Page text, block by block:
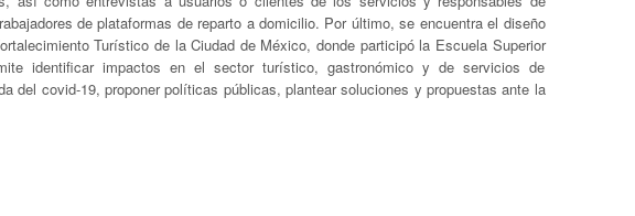
de plataformas de reparto a domicilio. Por último, se encuentra el diseño
Turístico de la Ciudad de México, donde participó la Escuela Superior
identificar impactos en el sector turístico, gastronómico y de servicios de
del covid-19, proponer políticas públicas, plantear soluciones y propuestas ante la